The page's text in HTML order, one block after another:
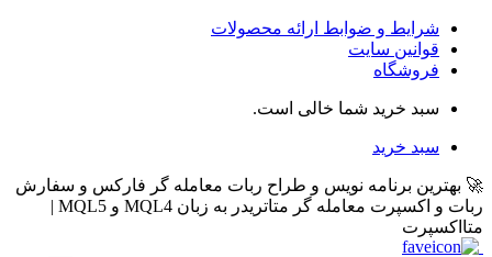
شرایط و ضوابط ارائه محصولات
قوانین سایت
فروشگاه
سبد خرید شما خالی است.
سبد خرید
🚀 بهترین برنامه نویس و طراح ربات معامله گر فارکس و سفارش
ربات و اکسپرت معامله گر متاتریدر به زبان MQL4 و MQL5 |
متااکسپرت